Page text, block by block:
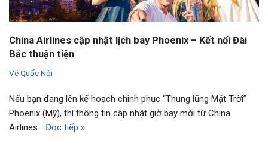
China Airlines cập nhật lịch bay Phoenix – Kết nối Đài
Bắc thuận tiện
Vé Quốc Nội
Nếu bạn đang lên kế hoạch chinh phục “Thung lũng Mặt Trời”
Phoenix (Mỹ), thì thông tin cập nhật giờ bay mới từ China
Airlines… Đọc tiếp »